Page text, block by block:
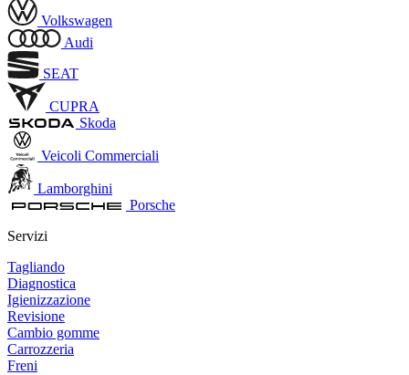
Volkswagen
Audi
SEAT
CUPRA
Skoda
Veicoli Commerciali
Lamborghini
Porsche
Servizi
Tagliando
Diagnostica
Igienizzazione
Revisione
Cambio gomme
Carrozzeria
Freni